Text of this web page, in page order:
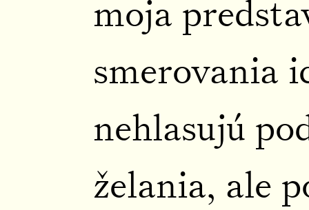
moja
smerovania
nehlasujú
želania, ale